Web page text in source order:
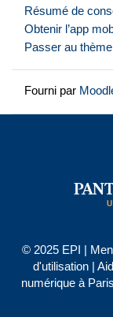
Résumé de
Obtenir l’app
Passer au
Fourni par
© 2025 EPI |
d'utilisation|
numérique à